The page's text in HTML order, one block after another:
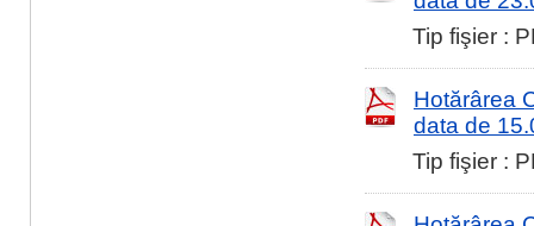
Tip fişier :
Hotărârea
data de
Tip fişier :